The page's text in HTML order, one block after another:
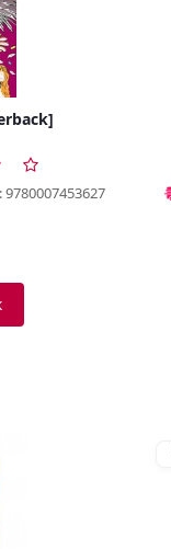
9780007453627